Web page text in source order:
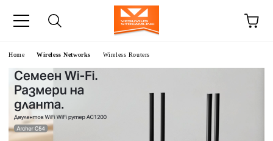
Home Wireless Networks Wireless Routers